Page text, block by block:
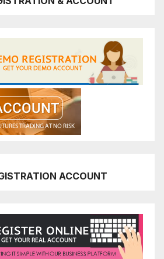
ACCOUNT